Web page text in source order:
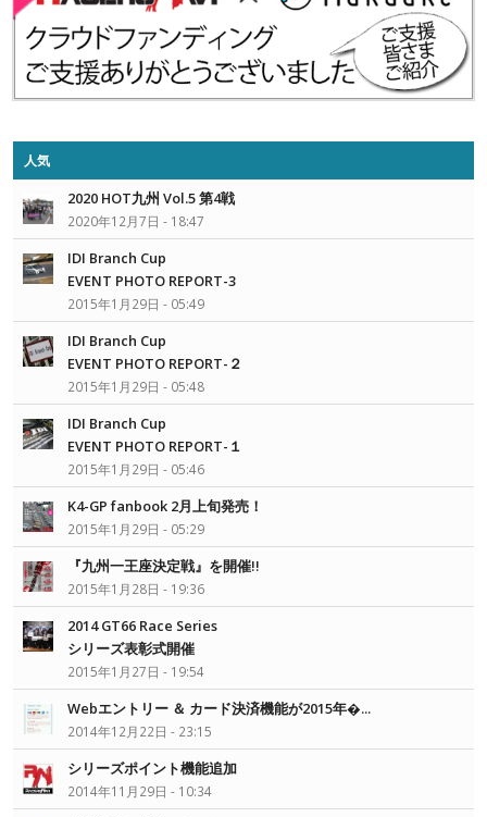
人気
2020 HOT九州 Vol.5 第4戦
2020年12月7日 - 18:47
IDI Branch Cup
EVENT PHOTO REPORT-3
2015年1月29日 - 05:49
IDI Branch Cup
EVENT PHOTO REPORT-２
2015年1月29日 - 05:48
IDI Branch Cup
EVENT PHOTO REPORT-１
2015年1月29日 - 05:46
K4-GP fanbook 2月上旬発売！
2015年1月29日 - 05:29
『九州一王座決定戦』を開催!!
2015年1月28日 - 19:36
2014 GT66 Race Series
シリーズ表彰式開催
2015年1月27日 - 19:54
Webエントリー ＆ カード決済機能が2015年�...
2014年12月22日 - 23:15
シリーズポイント機能追加
2014年11月29日 - 10:34